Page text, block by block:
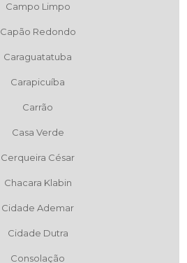
Campo Limpo
Capão Redondo
Caraguatatuba
Carapicuíba
Carrão
Casa Verde
Cerqueira César
Chacara Klabin
Cidade Ademar
Cidade Dutra
Consolação